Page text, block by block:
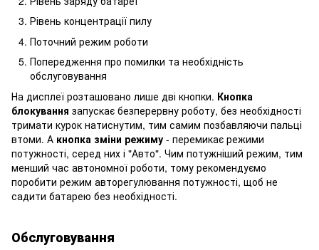
Рівень концентрації пилу
Поточний режим роботи
Попередження про помилки та необхідність
обслуговування
На дисплеї розташовано лише дві кнопки. Кнопка
блокування запускає безперервну роботу, без необхідності
тримати курок натиснутим, тим самим позбавляючи пальці
втоми. А кнопка зміни режиму - перемикає режими
потужності, серед них і "Авто". Чим потужніший режим, тим
менший час автономної роботи, тому рекомендуємо
поробити режим авторегулювання потужності, щоб не
садити батарею без необхідності.
Обслуговування